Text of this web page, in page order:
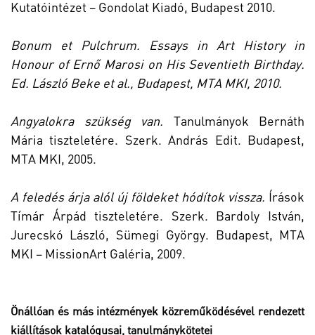
Kutatóintézet – Gondolat Kiadó, Budapest 2010.
Bonum et Pulchrum. Essays in Art History in
Honour of Ernő Marosi on His Seventieth Birthday.
Ed. László Beke et al., Budapest, MTA MKI, 2010.
Angyalokra szükség van. Tanulmányok Bernáth
Mária tiszteletére. Szerk. András Edit. Budapest,
MTA MKI, 2005.
A feledés árja alól új földeket hódítok vissza. Írások
Tímár Árpád tiszteletére. Szerk. Bardoly István,
Jurecskó László, Sümegi György. Budapest, MTA
MKI – MissionArt Galéria, 2009.
Önállóan és más intézmények közreműködésével rendezett
kiállítások katalógusai, tanulmánykötetei